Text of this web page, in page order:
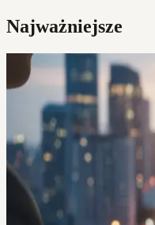
Najważniejsze